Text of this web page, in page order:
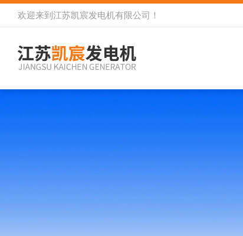
欢迎来到 江苏凯宸发电机有限公司 ！